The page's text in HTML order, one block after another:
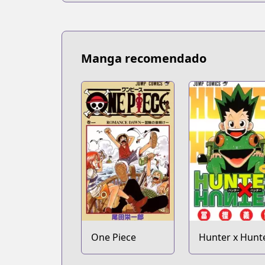
Manga recomendado
One Piece Hunter x